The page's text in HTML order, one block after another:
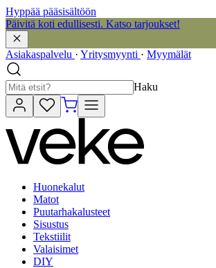
Hyppää pääsisältöön
Päivitä koti edullisesti. Katso tarjoukset!
Asiakaspalvelu · Yritysmyynti · Myymälät
Haku
Huonekalut
Matot
Puutarhakalusteet
Sisustus
Tekstiilit
Valaisimet
DIY